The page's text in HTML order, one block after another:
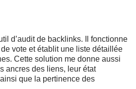
d’audit de backlinks. Il fonctionne
vote et établit une liste détaillée
Cette solution me donne aussi
ancres des liens, leur état
que la pertinence des